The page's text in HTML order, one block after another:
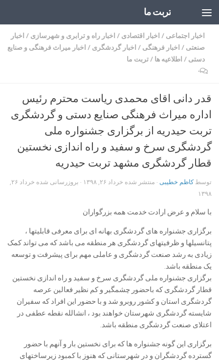
تربت ما
اخبار اجتماعی / اخبار اقتصادی / اخبار راه و ترابری و شهرسازی / اخبار
صنعتی / اخبار فرهنگی / اخبار گردشگری / اخبار میراث فرهنگی و صنایع
دستی / اطلاعیه ها /تربت ما
۰
قدر دانی اقای محمدی ریاست محترم رئیس
اداره میراث فرهنگی صنایع دستی و گردشگری
تربت حیدریه از برگزاری جشنواره ملی
گردشگری سرخ و سفید و راه اندازی نخستین
قطار گردشگری مشهد تربت حیدریه
توسطکاظم خطیبی · منتشر شده خرداد ۲۶, ۱۳۹۸ · بروزرسانی شده
خرداد ۲۶,
۱۳۹۸
با سلام و عرض ارادت خدمت همه بزرگواران
برگزاری جشنواره های گردشگری بهانه ای برای معرفی قابلیتها ،
پتانسیلها و ظرفیتهای گردشگری هر منطقه می باشد که می تواند کمک
زیادی به رشد صنعت گردشگری و عاملی مهم برای پیشرفت و توسعه
یک منطقه باشد.
برگزاری جشنواره ملی گردشگری سرخ و سفید و راه اندازی نخستین
قطار گردشگری که باحضور چشمگیر و کم نظیر فعالین عرصه
گردشگری استان و کشور روبرو شد و با حضور این افراد که سفیران
شایسته گردشگری شهرستان خواهند بود ، انشالله نقطه عطفی در
اعتلای صنعت گردشگری منطقه باشد.
برگزاری این گونه جشنواره ها که برای نخستین بار و آنهم با حضور
گسترده گردشگران و در شهرستانی که هنوز با کمبود زیرساختهای